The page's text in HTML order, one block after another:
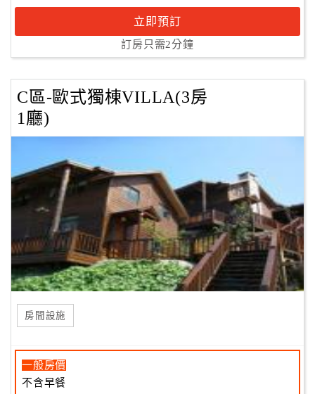
立即預訂
訂房只需2分鐘
C區-歐式獨棟VILLA(3房
1廳)
房間設施
一般房價
不含早餐